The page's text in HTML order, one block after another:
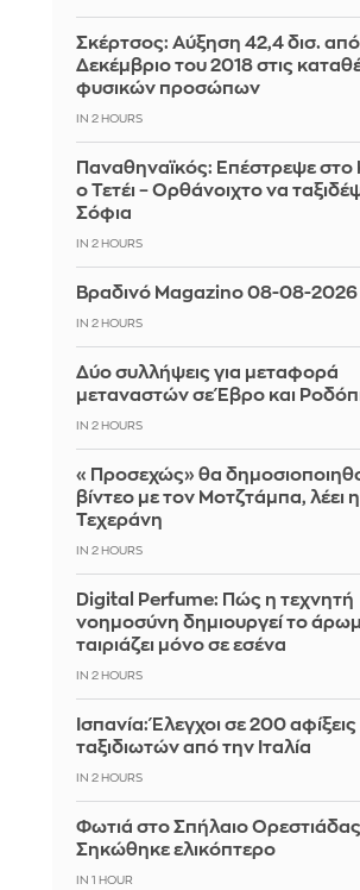
Σκέρτσος: Αύξηση 42,4 δισ.
Δεκέμβριο του 2018 στις
φυσικών προσώπων
IN 2 HOURS
Παναθηναϊκός: Επέστρεψε στο
ο Τετέι – Ορθάνοιχτο να
Σόφια
IN 2 HOURS
Βραδινό Magazino 08-08-2026
IN 2 HOURS
Δύο συλλήψεις για μεταφορά
μεταναστών σε Έβρο και
IN 2 HOURS
«Προσεχώς» θα
βίντεο με τον Μοτζτάμπα, λέει η
Τεχεράνη
IN 2 HOURS
Digital Perfume: Πώς η τεχνητή
νοημοσύνη δημιουργεί το
ταιριάζει μόνο σε εσένα
IN 2 HOURS
Ισπανία: Έλεγχοι σε 200 αφίξεις
ταξιδιωτών από την Ιταλία
IN 2 HOURS
Φωτιά στο Σπήλαιο
Σηκώθηκε ελικόπτερο
IN 1 HOUR